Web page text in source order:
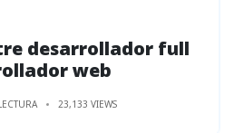
desarrollador full
web
23,133 VIEWS